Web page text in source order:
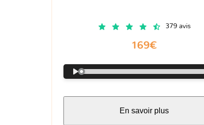
379 avis
169€
En savoir plus